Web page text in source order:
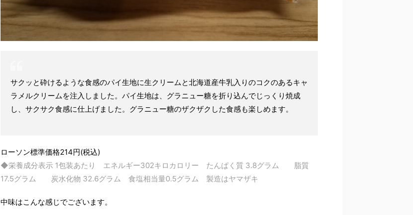
サクッと砕けるような食感のパイ生地に生クリームと北海道産牛乳入りのコクのあるキャ
ラメルクリームを注入しました。パイ生地は、グラニュー糖を折り込んでじっくり焼成
し、サクサク食感に仕上げました。グラニュー糖のザクザクした食感も楽しめます。
ローソン標準価格214円(税込)
◆栄養成分表示 1包装あたり エネルギー302キロカロリー たんぱく質 3.8グラム 脂質
17.5グラム 炭水化物 32.6グラム 食塩相当量0.5グラム 製造はヤマザキ
中味はこんな感じでございます。